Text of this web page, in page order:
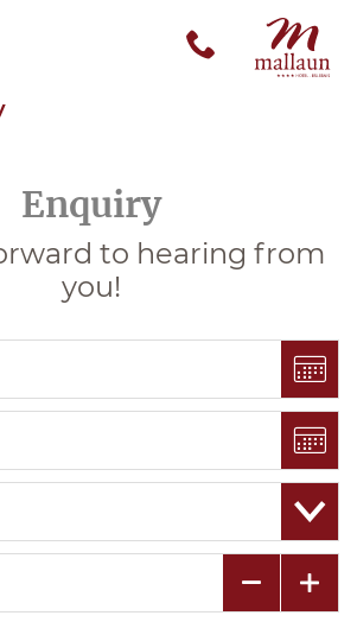
Enquiry
to hearing from
you!